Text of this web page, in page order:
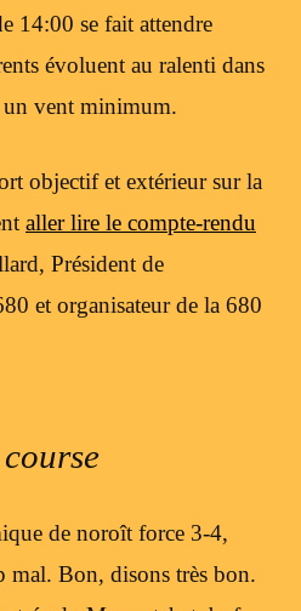
14:00 se fait attendre
évoluent au ralenti dans
un vent minimum.
objectif et extérieur sur la
aller lire le compte-rendu
Président de
et organisateur de la 680
de noroît force 3-4,
mal. Bon, disons très bon.